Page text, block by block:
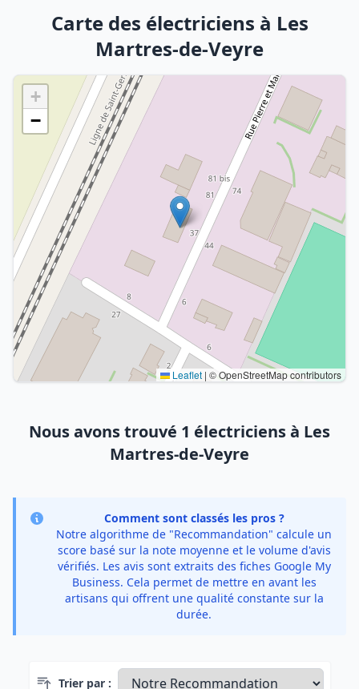
Carte des électriciens à Les
Martres-de-Veyre
+
−
Leaflet | © OpenStreetMap contributors
Nous avons trouvé 1 électriciens à Les
Martres-de-Veyre
Comment sont classés les pros ?
Notre algorithme de "Recommandation" calcule un
score basé sur la note moyenne et le volume d'avis
vérifiés. Les avis sont extraits des fiches Google My
Business. Cela permet de mettre en avant les
artisans qui offrent une qualité constante sur la
durée.
Trier par :